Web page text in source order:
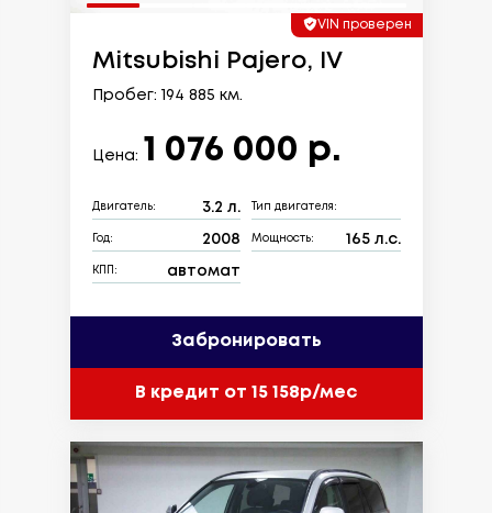
VIN проверен
Mitsubishi Pajero, IV
Пробег: 194 885 км.
Цена: 1 076 000 р.
Двигатель: 3.2 л. Тип двигателя:
Год: 2008 Мощность: 165 л.с.
КПП: автомат
Забронировать
В кредит от 15 158р/мес